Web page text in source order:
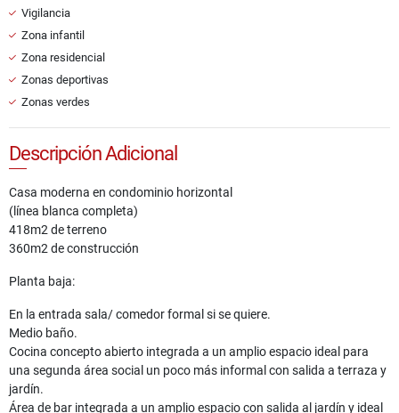
Vigilancia
Zona infantil
Zona residencial
Zonas deportivas
Zonas verdes
Descripción Adicional
Casa moderna en condominio horizontal
(línea blanca completa)
418m2 de terreno
360m2 de construcción
Planta baja:
En la entrada sala/ comedor formal si se quiere.
Medio baño.
Cocina concepto abierto integrada a un amplio espacio ideal para
una segunda área social un poco más informal con salida a terraza y
jardín.
Área de bar integrada a un amplio espacio con salida al jardín y ideal